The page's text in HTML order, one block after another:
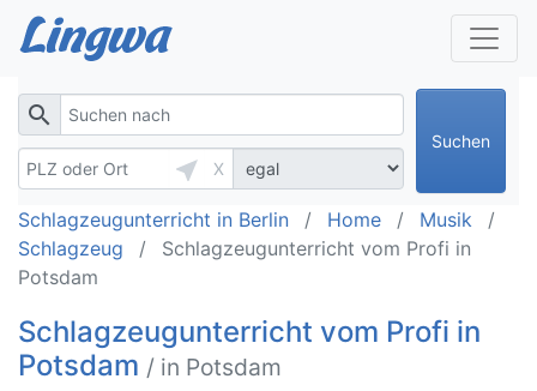
search
near_me
X
Suchen
Schlagzeugunterricht in Berlin Home
Musik
Schlagzeug
Schlagzeugunterricht vom Profi in
Potsdam
Schlagzeugunterricht vom Profi in
Potsdam / in Potsdam